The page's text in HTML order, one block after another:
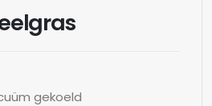
gekoeld